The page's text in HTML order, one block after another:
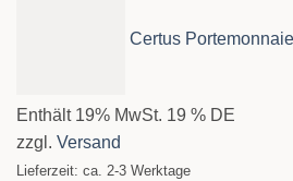
Certus Portemonnaie
Enthält 19% MwSt. 19 % DE
zzgl. Versand
Lieferzeit: ca. 2-3 Werktage